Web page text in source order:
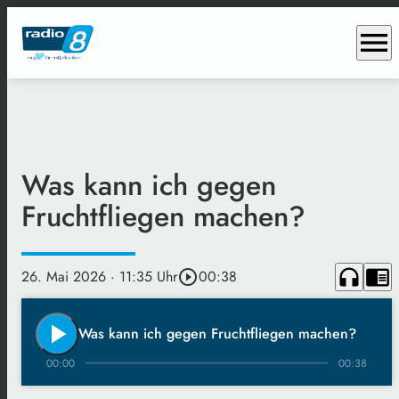
menu
Was kann ich gegen
Fruchtfliegen machen?
26. Mai 2026 · 11:35 Uhrplay_circle_outline00:38 headphones chrome_reader_mode
play_arrow Was kann ich gegen Fruchtfliegen machen?
00:00 00:38